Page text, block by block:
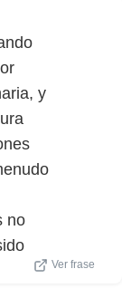
y
no
Ver frase